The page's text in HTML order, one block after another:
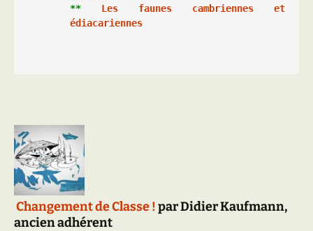
** Les faunes cambriennes et
édiacariennes
Changement de Classe !par Didier Kaufmann,
ancien adhérent